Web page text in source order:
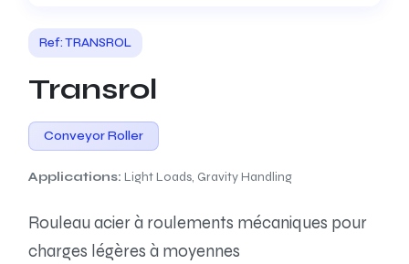
Ref: TRANSROL
Transrol
Conveyor Roller
Applications: Light Loads, Gravity Handling
Rouleau acier à roulements mécaniques pour
charges légères à moyennes